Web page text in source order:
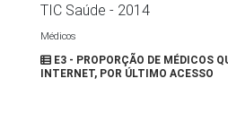
TIC Saúde - 2014
Médicos
E3 - PROPORÇÃO DE MÉDICOS
INTERNET, POR ÚLTIMO ACESSO